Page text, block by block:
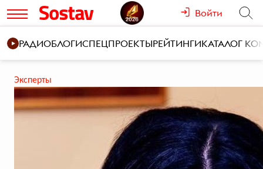
Войти
РАДИОБЛОГИСПЕЦПРОЕКТЫРЕЙТИНГИКАТАЛОГ
Эксперты